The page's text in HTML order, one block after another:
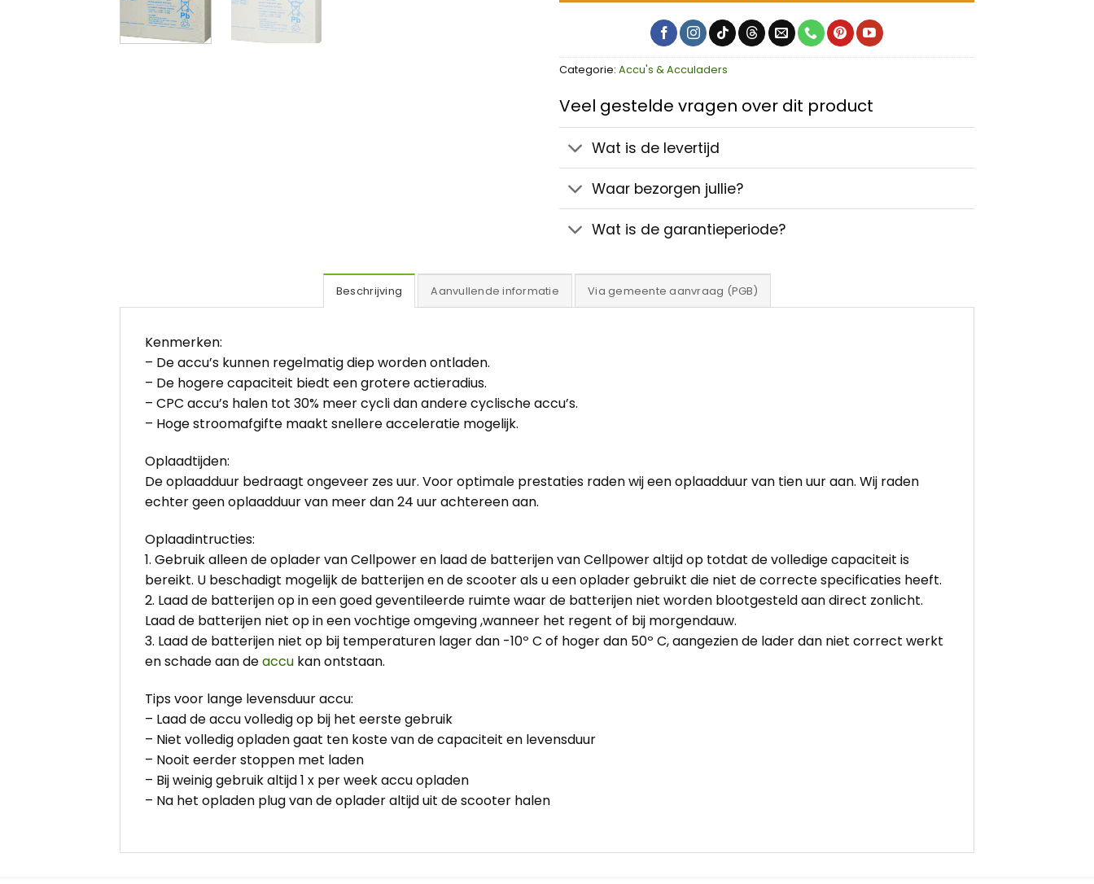
Categorie: Accu's & Acculaders
Veel gestelde vragen over dit product
Wat is de levertijd
Waar bezorgen jullie?
Wat is de garantieperiode?
Beschrijving Aanvullende informatie Via gemeente aanvraag (PGB)
Kenmerken:
– De accu’s kunnen regelmatig diep worden ontladen.
– De hogere capaciteit biedt een grotere actieradius.
– CPC accu’s halen tot 30% meer cycli dan andere cyclische accu’s.
– Hoge stroomafgifte maakt snellere acceleratie mogelijk.
Oplaadtijden:
De oplaadduur bedraagt ongeveer zes uur. Voor optimale prestaties raden wij een oplaadduur van tien uur aan. Wij raden
echter geen oplaadduur van meer dan 24 uur achtereen aan.
Oplaadintructies:
1. Gebruik alleen de oplader van Cellpower en laad de batterijen van Cellpower altijd op totdat de volledige capaciteit is
bereikt. U beschadigt mogelijk de batterijen en de scooter als u een oplader gebruikt die niet de correcte specificaties heeft.
2. Laad de batterijen op in een goed geventileerde ruimte waar de batterijen niet worden blootgesteld aan direct zonlicht.
Laad de batterijen niet op in een vochtige omgeving ,wanneer het regent of bij morgendauw.
3. Laad de batterijen niet op bij temperaturen lager dan -10º C of hoger dan 50º C, aangezien de lader dan niet correct werkt
en schade aan deaccu kan ontstaan.
Tips voor lange levensduur accu:
– Laad de accu volledig op bij het eerste gebruik
– Niet volledig opladen gaat ten koste van de capaciteit en levensduur
– Nooit eerder stoppen met laden
– Bij weinig gebruik altijd 1 x per week accu opladen
– Na het opladen plug van de oplader altijd uit de scooter halen